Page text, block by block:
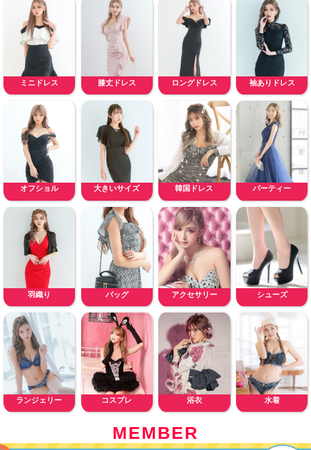
ミニドレス 膝丈ドレス ロングドレス 袖ありドレス
オフショル 大きいサイズ 韓国ドレス パーティー
羽織り バッグ アクセサリー シューズ
ランジェリー コスプレ 浴衣 水着
MEMBER